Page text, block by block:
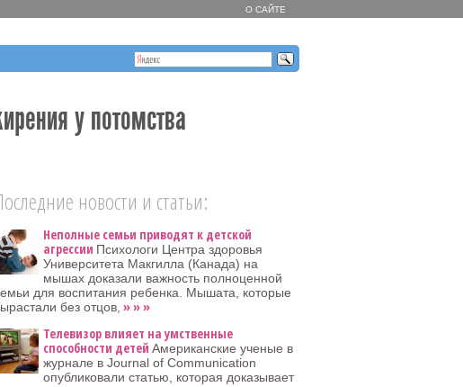
О САЙТЕ
у потомства
новости и статьи:
Неполные семьи приводят к детской
агрессии Психологи Центра здоровья
Университета Макгилла (Канада) на
мышах доказали важность полноценной
для воспитания ребенка. Мышата, которые
без отцов, » » »
Телевизор влияет на умственные
способности детей Американские ученые в
журнале в Journal of Communication
опубликовали статью, которая доказывает